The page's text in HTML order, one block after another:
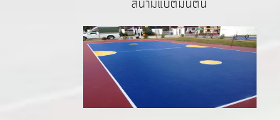
สนามแบตมินตัน